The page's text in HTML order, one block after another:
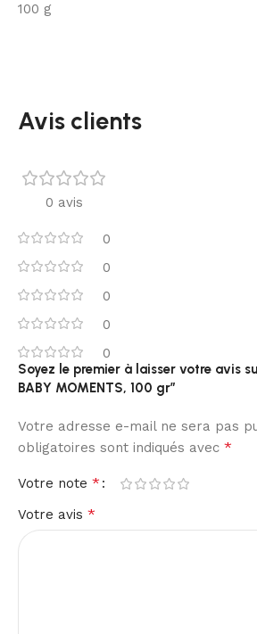
100 g
Avis clients
0 avis
0
0
0
0
0
Soyez le premier à laisser votre avis
BABY MOMENTS, 100 gr”
Votre adresse e-mail ne sera pas
obligatoires sont indiqués avec *
Votre note *
Votre avis *